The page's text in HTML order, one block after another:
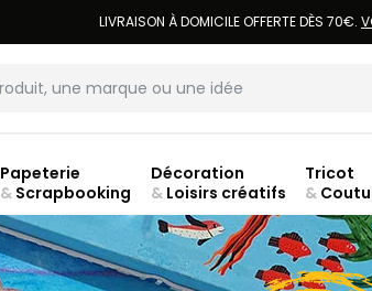
LIVRAISON À DOMICILE OFFERTE DÈS 70€.
Papeterie
&Scrapbooking
Décoration
&Loisirs créatifs
Tricot
&